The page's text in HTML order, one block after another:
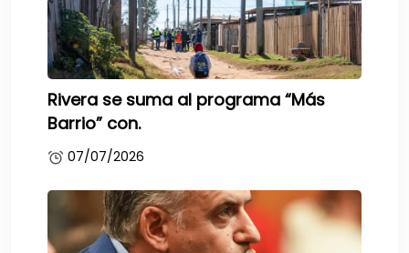
Rivera se suma al programa “Más
Barrio” con.
07/07/2026